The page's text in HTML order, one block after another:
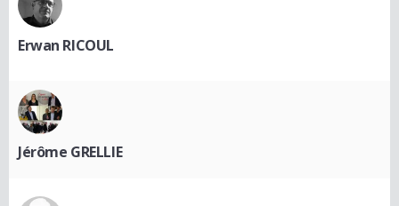
Erwan RICOUL
Jérôme GRELLIE